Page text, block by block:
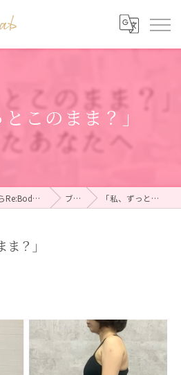
このまま？」
刈谷のパーソナルジムならRe:BodyLab（リボディラボ） ブログ 「私、ずっとこのまま？」
？」